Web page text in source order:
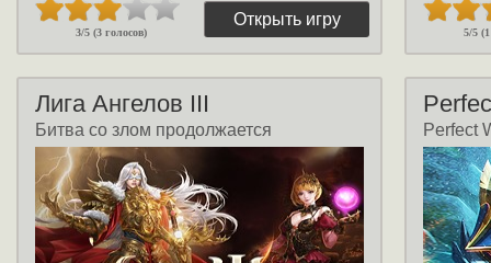
3/5 (3 голосов)
Открыть игру
5/5
Лига Ангелов III
Битва со злом продолжается Perfect